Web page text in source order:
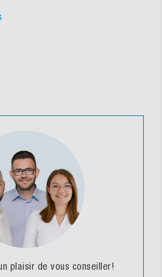
plaisir de vous conseiller!